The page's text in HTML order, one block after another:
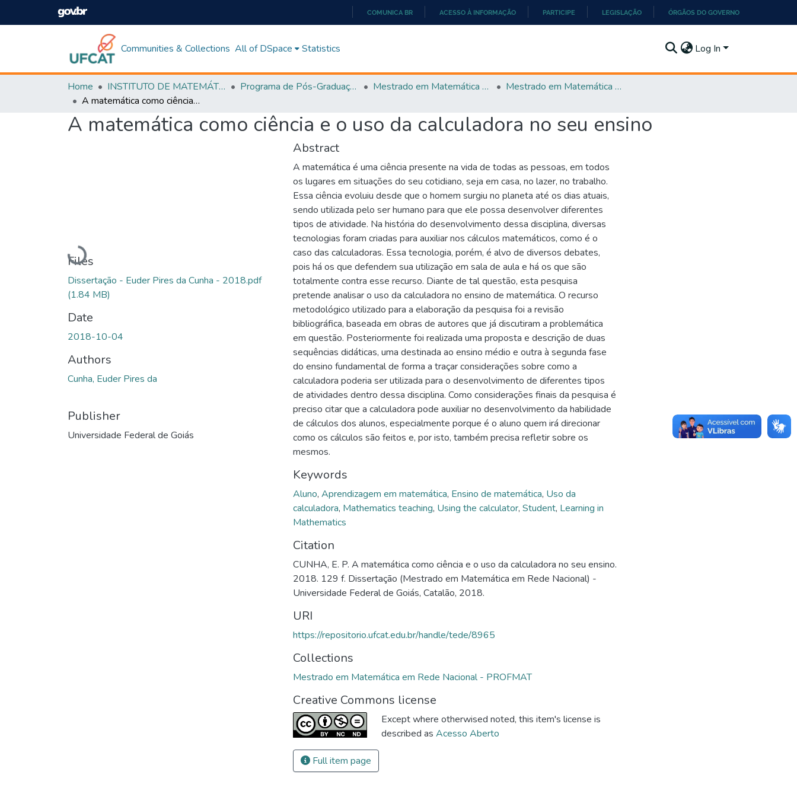
CONTEÚDO
COMUNICA BR ACESSO À INFORMAÇÃO PARTICIPE LEGISLAÇÃO ÓRGÃOS DO GOVERNO
Communities & Collections All of DSpace Statistics Log In
Home INSTITUTO DE MATEMÁTICA E TECNOLOGIA Programa de Pós-Graduação em Matemática (PROFMAT) Mestrado em Matemática em Rede Nacional - PROFMAT
Mestrado em Matemática em Rede Nacional - PROFMAT
A matemática como ciência e o uso da calculadora no seu ensino
A matemática como ciência e o uso da calculadora no seu ensino
Loading...
Files
Dissertação - Euder Pires da Cunha - 2018.pdf
(1.84 MB)
Date
2018-10-04
Authors
Cunha, Euder Pires da
Publisher
Universidade Federal de Goiás
Abstract
A matemática é uma ciência presente na vida de todas as pessoas, em todos
os lugares em situações do seu cotidiano, seja em casa, no lazer, no trabalho.
Essa ciência evoluiu desde que o homem surgiu no planeta até os dias atuais,
sendo utilizada pelo ser humano para que ele possa desenvolver diferentes
tipos de atividade. Na história do desenvolvimento dessa disciplina, diversas
tecnologias foram criadas para auxiliar nos cálculos matemáticos, como é o
caso das calculadoras. Essa tecnologia, porém, é alvo de diversos debates,
pois há os que defendem sua utilização em sala de aula e há os que são
totalmente contra esse recurso. Diante de tal questão, esta pesquisa
pretende analisar o uso da calculadora no ensino de matemática. O recurso
metodológico utilizado para a elaboração da pesquisa foi a revisão
bibliográfica, baseada em obras de autores que já discutiram a problemática
em questão. Posteriormente foi realizada uma proposta e descrição de duas
sequências didáticas, uma destinada ao ensino médio e outra à segunda fase
do ensino fundamental de forma a traçar considerações sobre como a
calculadora poderia ser utilizada para o desenvolvimento de diferentes tipos
de atividades dentro dessa disciplina. Como considerações finais da pesquisa é
preciso citar que a calculadora pode auxiliar no desenvolvimento da habilidade
de cálculos dos alunos, especialmente porque é o aluno quem irá direcionar
como os cálculos são feitos e, por isto, também precisa refletir sobre os
mesmos.
Keywords
Aluno, Aprendizagem em matemática, Ensino de matemática, Uso da
calculadora, Mathematics teaching, Using the calculator, Student, Learning in
Mathematics
Citation
CUNHA, E. P. A matemática como ciência e o uso da calculadora no seu ensino.
2018. 129 f. Dissertação (Mestrado em Matemática em Rede Nacional) -
Universidade Federal de Goiás, Catalão, 2018.
URI
https://repositorio.ufcat.edu.br/handle/tede/8965
Collections
Mestrado em Matemática em Rede Nacional - PROFMAT
Creative Commons license
Except where otherwised noted, this item's license is
described as Acesso Aberto
Full item page